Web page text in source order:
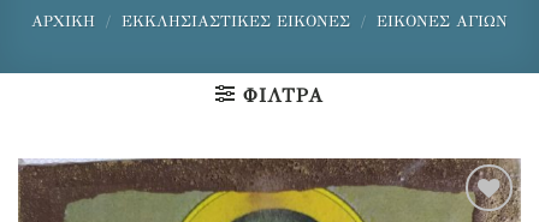
ΑΡΧΙΚΉ / ΕΚΚΛΗΣΙΑΣΤΙΚΈΣ ΕΙΚΌΝΕΣ / ΕΙΚΌΝΕΣ ΑΓΊΩΝ
ΦΊΛΤΡΑ